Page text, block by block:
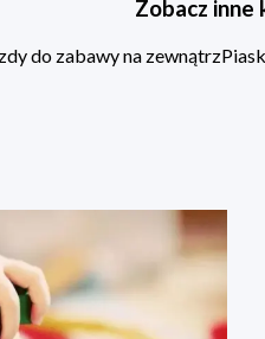
Zobacz inne
do zabawy na zewnątrz